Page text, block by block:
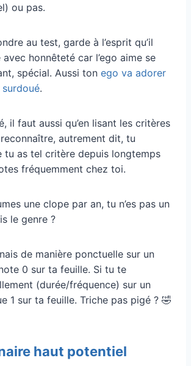
ou pas.
au test, garde à l’esprit qu’il
honnêteté car l’ego aime se
spécial. Aussi ton ego va adorer
surdoué.
il faut aussi qu’en lisant les critères
autrement dit, tu
tu as tel critère depuis longtemps
fréquemment chez toi.
une clope par an, tu n’es pas un
le genre ?
de manière ponctuelle sur un
0 sur ta feuille. Si tu te
(durée/fréquence) sur un
1 sur ta feuille. Triche pas pigé ? 🤣
haut potentiel